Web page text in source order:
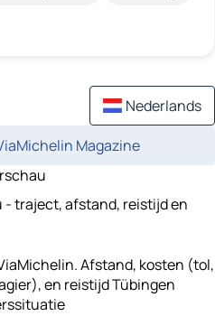
Nederlands
Magazine
- traject, afstand, reistijd en
Afstand, kosten (tol,
en reistijd Tübingen